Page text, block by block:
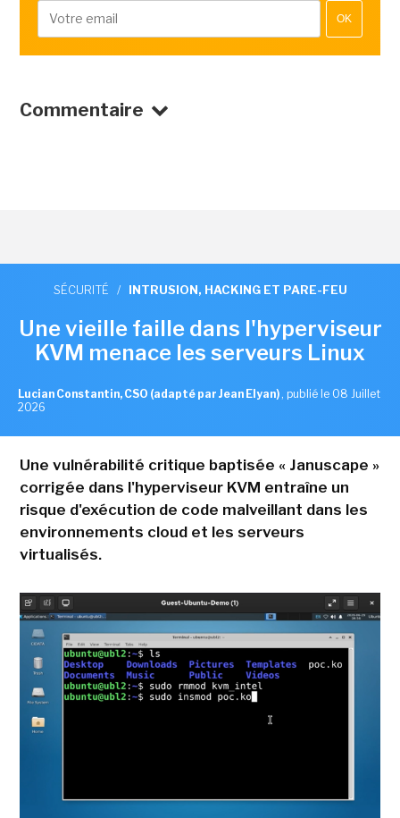
OK
Commentaire
SÉCURITÉ / INTRUSION, HACKING ET PARE-FEU
Une vieille faille dans l'hyperviseur
KVM menace les serveurs Linux
Lucian Constantin, CSO (adapté par Jean Elyan) , publié le 08 Juillet
2026
Une vulnérabilité critique baptisée « Januscape »
corrigée dans l'hyperviseur KVM entraîne un
risque d'exécution de code malveillant dans les
environnements cloud et les serveurs
virtualisés.